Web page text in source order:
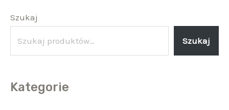
Szukaj
Szukaj
Kategorie